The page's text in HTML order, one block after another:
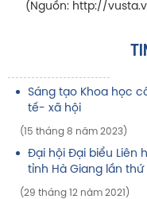
(Nguồn: http://
Sáng tạo Khoa học
tế- xã hội
(15 tháng 8 năm 2023)
Đại hội Đại biểu Liên
tỉnh Hà Giang lần thứ
(29 tháng 12 năm 2021)